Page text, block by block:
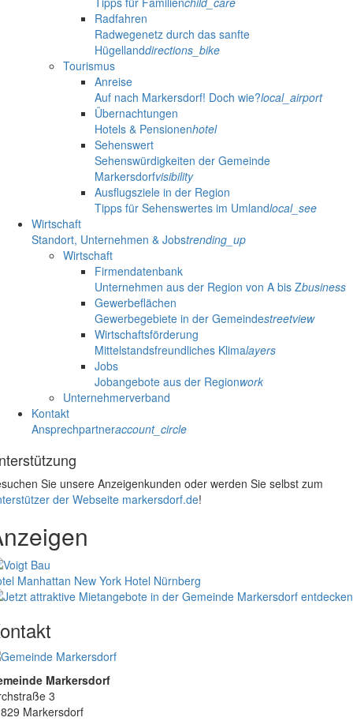
Radfahren
Radwegenetz durch das sanfte
Hügellanddirections_bike
Tourismus
Anreise
Auf nach Markersdorf! Doch wie?local_airport
Übernachtungen
Hotels & Pensionenhotel
Sehenswert
Sehenswürdigkeiten der Gemeinde
Markersdorfvisibility
Ausflugsziele in der Region
Tipps für Sehenswertes im Umlandlocal_see
Wirtschaft
Standort, Unternehmen & Jobstrending_up
Wirtschaft
Firmendatenbank
Unternehmen aus der Region von A bis Zbusiness
Gewerbeflächen
Gewerbegebiete in der Gemeindestreetview
Wirtschaftsförderung
Mittelstandsfreundliches Klimalayers
Jobs
Jobangebote aus der Regionwork
Unternehmerverband
Kontakt
Ansprechpartneraccount_circle
Sie unsere Anzeigenkunden oder werden Sie selbst zum
der Webseite markersdorf.de!
Manhattan New York Hotel Nürnberg
Markersdorf
3
Markersdorf